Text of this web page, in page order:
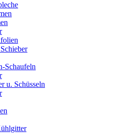
Schaufeln
u. Schüsseln